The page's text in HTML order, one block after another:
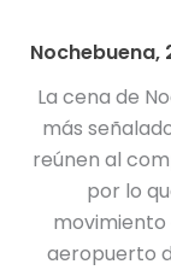
Nochebuena,
La cena de
más
reúnen al
por lo
movimiento
aeropuerto